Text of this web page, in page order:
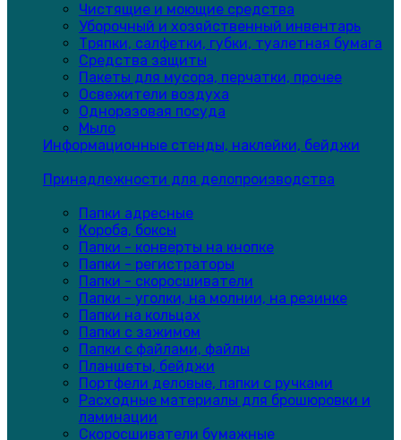
Чистящие и моющие средства
Уборочный и хозяйственный инвентарь
Тряпки, салфетки, губки, туалетная бумага
Средства защиты
Пакеты для мусора, перчатки, прочее
Освежители воздуха
Одноразовая посуда
Мыло
Информационные стенды, наклейки, бейджи
Принадлежности для делопроизводства
Папки адресные
Короба, боксы
Папки - конверты на кнопке
Папки - регистраторы
Папки - скоросшиватели
Папки - уголки, на молнии, на резинке
Папки на кольцах
Папки с зажимом
Папки с файлами, файлы
Планшеты, бейджи
Портфели деловые, папки с ручками
Расходные материалы для брошюровки и
ламинации
Скоросшиватели бумажные